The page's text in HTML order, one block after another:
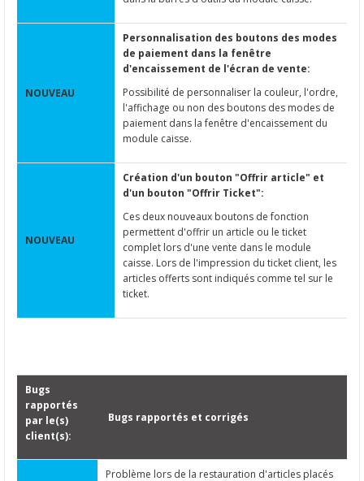
NOUVEAU
Personnalisation des boutons des modes
de paiement dans la fenêtre
d'encaissement de l'écran de vente:
Possibilité de personnaliser la couleur, l'ordre,
l'affichage ou non des boutons des modes de
paiement dans la fenêtre d'encaissement du
module caisse.
NOUVEAU
Création d'un bouton "Offrir article" et
d'un bouton "Offrir Ticket":
Ces deux nouveaux boutons de fonction
permettent d'offrir un article ou le ticket
complet lors d'une vente dans le module
caisse. Lors de l'impression du ticket client, les
articles offerts sont indiqués comme tel sur le
ticket.
Bugs
rapportés
par le(s)
client(s):
Bugs rapportés et corrigés
Problème lors de la restauration d'articles placés